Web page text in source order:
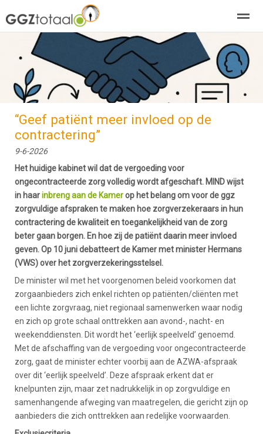
over GGZTotaal abonneren agenda adverteren E-
Home Nieuws Zoeken Pagina's
“Geef patiënt meer invloed op de
contractering”
9-6-2026
Het huidige kabinet wil dat de vergoeding voor
ongecontracteerde zorg volledig wordt afgeschaft. MIND wijst
in haarinbreng aan de Kamerop het belang om voor de ggz
zorgvuldige afspraken te maken hoe zorgverzekeraars in hun
contractering de kwaliteit en toegankelijkheid van de zorg
beter gaan borgen. En hoe zij de patiënt daarin meer invloed
geven. Op 10 juni debatteert de Kamer met minister Hermans
(VWS) over het zorgverzekeringsstelsel.
De minister wil met het voorgenomen beleid voorkomen dat
zorgaanbieders zich enkel richten op patiënten/cliënten met
een lichte zorgvraag, niet regionaal samenwerken waar nodig
en zich op grote schaal onttrekken aan avond-, nacht- en
weekenddiensten. Dit wordt het ‘eerlijk speelveld’ genoemd.
Met de afschaffing van de vergoeding voor ongecontracteerde
zorg, gaat de minister echter voorbij aan de AZWA-afspraak
over dit ‘eerlijk speelveld’. Deze afspraak erkent dat er
knelpunten zijn, maar zet nadrukkelijk in op zorgvuldige en
samenhangende afweging van maatregelen, die gericht zijn op
aanbieders die zich onttrekken aan redelijke voorwaarden.